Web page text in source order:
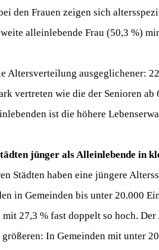
den Frauen zeigen sich
alleinlebende Frau (50,3 %)
Altersverteilung ausgeglichener:
vertreten wie die der Senioren
ist die höhere
jünger als Alleinlebende in
Städten haben eine jüngere
in Gemeinden bis unter 20.000
27,3 % fast doppelt so hoch.
In Gemeinden mit unter